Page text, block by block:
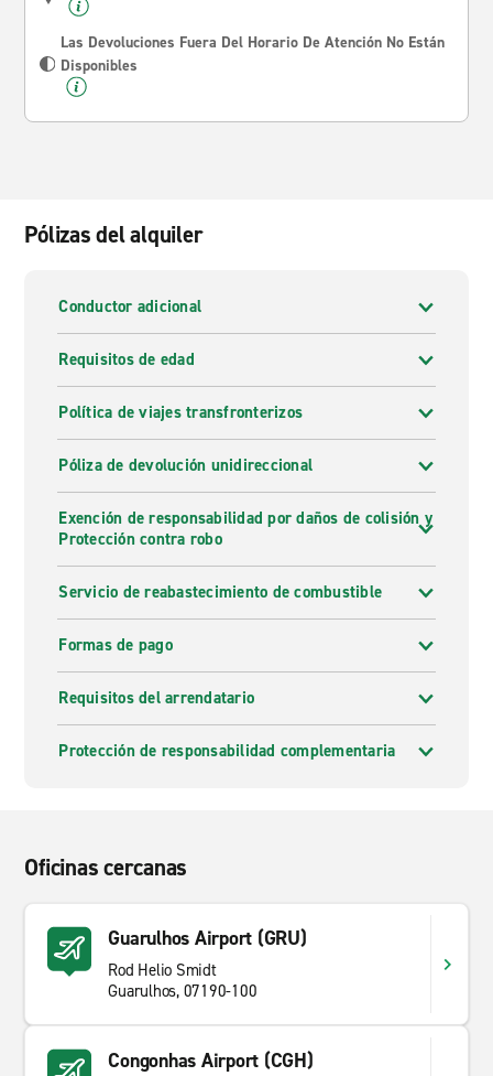
Las Devoluciones Fuera Del Horario De Atención No Están
Disponibles
Pólizas del alquiler
Conductor adicional
Requisitos de edad
Política de viajes transfronterizos
Póliza de devolución unidireccional
Exención de responsabilidad por daños de colisión y
Protección contra robo
Servicio de reabastecimiento de combustible
Formas de pago
Requisitos del arrendatario
Protección de responsabilidad complementaria
Oficinas cercanas
Guarulhos Airport (GRU)
Rod Helio Smidt
Guarulhos, 07190-100
Congonhas Airport (CGH)